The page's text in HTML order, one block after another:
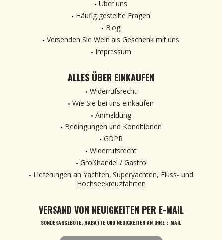
Über uns
Häufig gestellte Fragen
Blog
Versenden Sie Wein als Geschenk mit uns
Impressum
ALLES ÜBER EINKAUFEN
Widerrufsrecht
Wie Sie bei uns einkaufen
Anmeldung
Bedingungen und Konditionen
GDPR
Widerrufsrecht
Großhandel / Gastro
Lieferungen an Yachten, Superyachten, Fluss- und
Hochseekreuzfahrten
VERSAND VON NEUIGKEITEN PER E-MAIL
SONDERANGEBOTE, RABATTE UND NEUIGKEITEN AN IHRE E-MAIL